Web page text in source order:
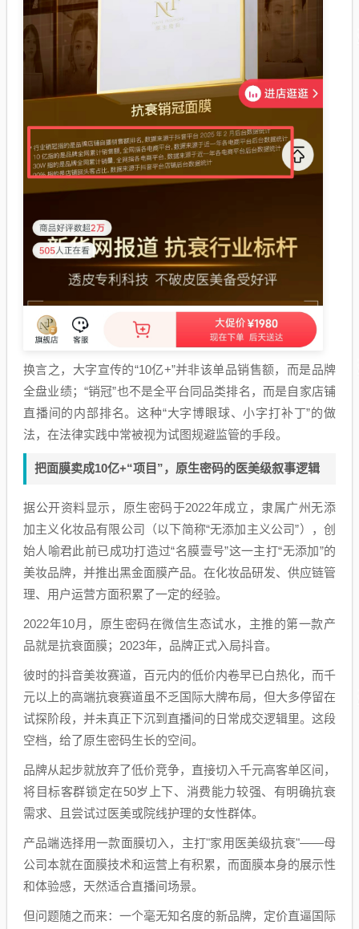
换言之，大字宣传的“10亿+”并非该单品销售额，而是品牌
全盘业绩；“销冠”也不是全平台同品类排名，而是自家店铺
直播间的内部排名。这种“大字博眼球、小字打补丁”的做
法，在法律实践中常被视为试图规避监管的手段。
把面膜卖成10亿+“项目”，原生密码的医美级叙事逻辑
据公开资料显示，原生密码于2022年成立，隶属广州无添
加主义化妆品有限公司（以下简称“无添加主义公司”），创
始人喻君此前已成功打造过“名膜壹号”这一主打“无添加”的
美妆品牌，并推出黑金面膜产品。在化妆品研发、供应链管
理、用户运营方面积累了一定的经验。
2022年10月，原生密码在微信生态试水，主推的第一款产
品就是抗衰面膜；2023年，品牌正式入局抖音。
彼时的抖音美妆赛道，百元内的低价内卷早已白热化，而千
元以上的高端抗衰赛道虽不乏国际大牌布局，但大多停留在
试探阶段，并未真正下沉到直播间的日常成交逻辑里。这段
空档，给了原生密码生长的空间。
品牌从起步就放弃了低价竞争，直接切入千元高客单区间，
将目标客群锁定在50岁上下、消费能力较强、有明确抗衰
需求、且尝试过医美或院线护理的女性群体。
产品端选择用一款面膜切入，主打"家用医美级抗衰"——母
公司本就在面膜技术和运营上有积累，而面膜本身的展示性
和体验感，天然适合直播间场景。
但问题随之而来：一个毫无知名度的新品牌，定价直逼国际